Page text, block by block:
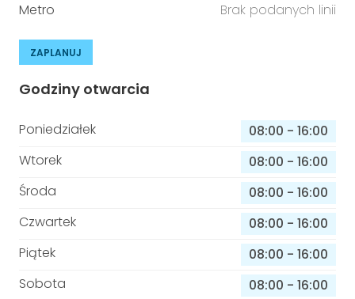
Metro
Brak podanych linii
ZAPLANUJ
Godziny otwarcia
Poniedziałek 08:00 - 16:00
Wtorek
08:00 - 16:00
Środa
08:00 - 16:00
Czwartek
08:00 - 16:00
Piątek
08:00 - 16:00
Sobota
08:00 - 16:00